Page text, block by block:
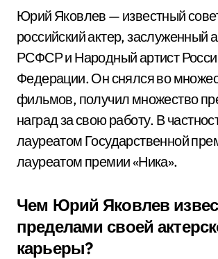
Юрий Яковлев — известный
российский актер, заслуженный
РСФСР и Народный артист
Федерации. Он снялся во
фильмов, получил множество
наград за свою работу. В
лауреатом Государственной
лауреатом премии «Ника».
Чем Юрий Яковлев
пределами своей
карьеры?